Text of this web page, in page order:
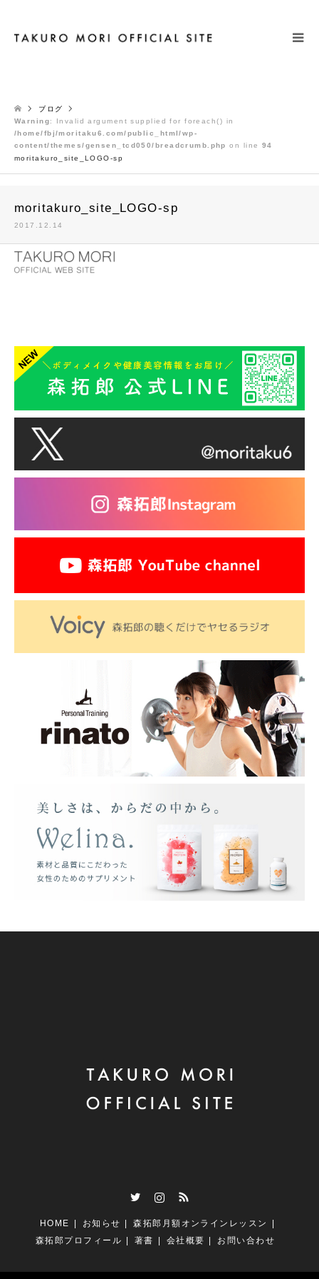
ブログ
Warning: Invalid argument supplied for foreach() in
/home/fbj/moritaku6.com/public_html/wp-
content/themes/gensen_tcd050/breadcrumb.php on line 94
moritakuro_site_LOGO-sp
moritakuro_site_LOGO-sp
2017.12.14
HOME お知らせ
森拓郎月額オンラインレッスン
森拓郎プロフィール
著書 会社概要 お問い合わせ